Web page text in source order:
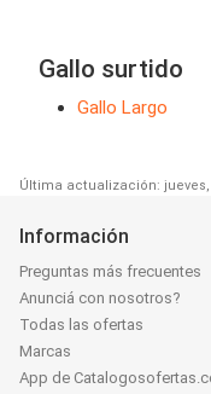
Gallo surtido
Gallo Largo
Última actualización: jueves,
Información
Preguntas más frecuentes
Anunciá con nosotros?
Todas las ofertas
Marcas
App de